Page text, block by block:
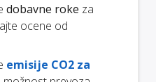
dobavne roke za
ocene od
emisije CO2 za